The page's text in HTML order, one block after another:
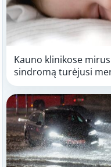
Kauno klinikose
sindromą turėjusi